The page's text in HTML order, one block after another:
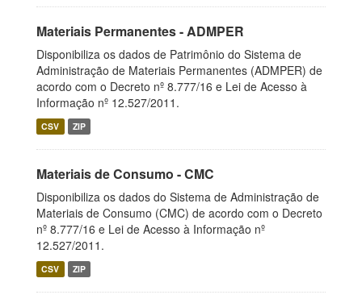
Materiais Permanentes - ADMPER
Disponibiliza os dados de Patrimônio do Sistema de
Administração de Materiais Permanentes (ADMPER) de
acordo com o Decreto nº 8.777/16 e Lei de Acesso à
Informação nº 12.527/2011.
CSV ZIP
Materiais de Consumo - CMC
Disponibiliza os dados do Sistema de Administração de
Materiais de Consumo (CMC) de acordo com o Decreto
nº 8.777/16 e Lei de Acesso à Informação nº
12.527/2011.
CSV ZIP